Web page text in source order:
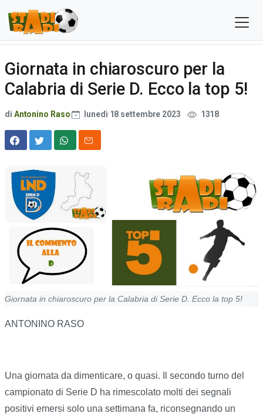
Giornata in chiaroscuro per la
Calabria di Serie D. Ecco la top 5!
di Antonino Raso lunedì 18 settembre 2023 1318
Giornata in chiaroscuro per la Calabria di Serie D. Ecco la top 5!
ANTONINO RASO
Una giornata da dimenticare, o quasi. Il secondo turno del
campionato di Serie D ha rimescolato molti dei segnali
positivi emersi solo una settimana fa, riconsegnando un